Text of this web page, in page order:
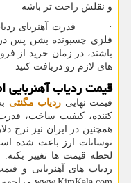
و نقلش راحت تر باشه
· قدرت آهنربای ردیاب
فلزی چسبونده بشن پس در
باشند، در زمان خرید از
های لازم رو دریافت کنید
قیمت ردیاب
قیمت نهایی ردیاب مگنتی
کننده، کیفیت ساخت،
همچنین در ایران نیز نرخ
نوسانات ارز باعث شده
لحظه قیمت ها تغییر
ردیاب های آهنربایی و